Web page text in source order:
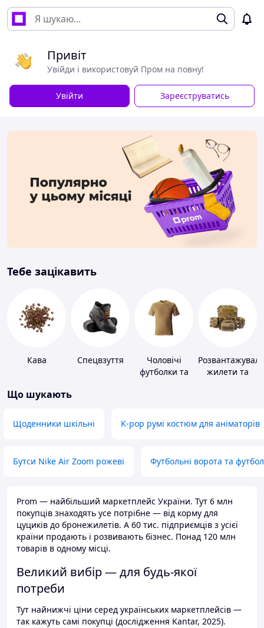
Привіт
Увійди і використовуй Пром на повну!
Увійти Зареєструватись
Тебе зацікавить
Кава Спецвзуття
Чоловічі
футболки та
жилети та
Що шукають
Щоденники шкільні K-pop румі костюм для аніматорів
Бутси Nike Air Zoom рожеві Футбольні ворота та
Prom — найбільший маркетплейс України. Тут 6 млн
покупців знаходять усе потрібне — від корму для
цуциків до бронежилетів. А 60 тис. підприємців з усієї
країни продають і розвивають бізнес. Понад 120 млн
товарів в одному місці.
Великий вибір — для будь-якої
потреби
Тут найнижчі ціни серед українських маркетплейсів —
так кажуть самі покупці (дослідження Kantar, 2025).